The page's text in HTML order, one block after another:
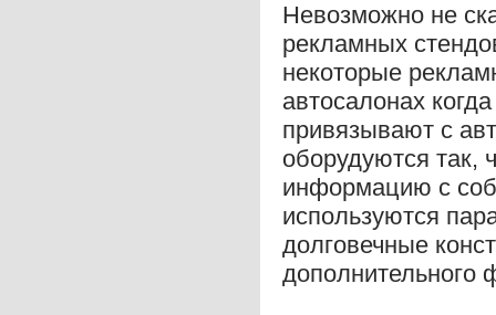
Невозможно не
рекламных
некоторые
автосалонах
привязывают с
оборудуются так,
информацию с
используются
долговечные
дополнительного